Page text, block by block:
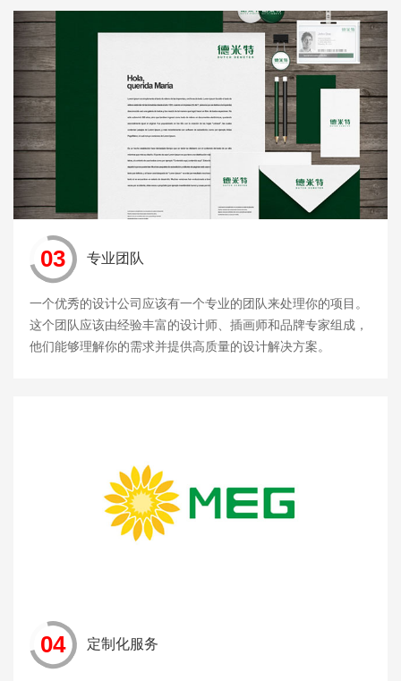
03 专业团队
一个优秀的设计公司应该有一个专业的团队来处理你的项目。
这个团队应该由经验丰富的设计师、插画师和品牌专家组成，
他们能够理解你的需求并提供高质量的设计解决方案。
04 定制化服务